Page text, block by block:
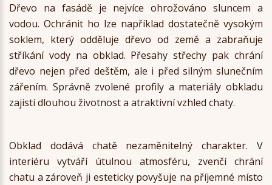
Dřevo na fasádě je nejvíce ohrožováno sluncem a
vodou. Ochránit ho lze například dostatečně vysokým
soklem, který odděluje dřevo od země a zabraňuje
stříkání vody na obklad. Přesahy střechy pak chrání
dřevo nejen před deštěm, ale i před silným slunečním
zářením. Správně zvolené profily a materiály obkladu
zajistí dlouhou životnost a atraktivní vzhled chaty.
Obklad dodává chatě nezaměnitelný charakter. V
interiéru vytváří útulnou atmosféru, zvenčí chrání
chatu a zároveň ji esteticky povyšuje na příjemné místo